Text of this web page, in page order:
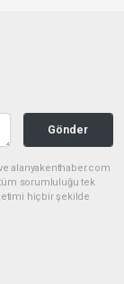
Gönder
alanyakenthaber.com
tüm sorumluluğu tek
hiçbir şekilde